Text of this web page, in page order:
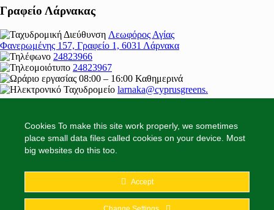
Γραφείο Λάρνακας
Λεωφόρος Αγίας
Φανερωμένης 157, Γραφείο 1, 6031 Λάρνακα
24823966
24823967
08:00 – 16:00 Καθημερινά
larnaka@cyprusgreens.
org
2026
Follow
Follow
Cookies To make this site work properly, we sometimes
place small data files called cookies on your device. Most
big websites do this too.
Accept